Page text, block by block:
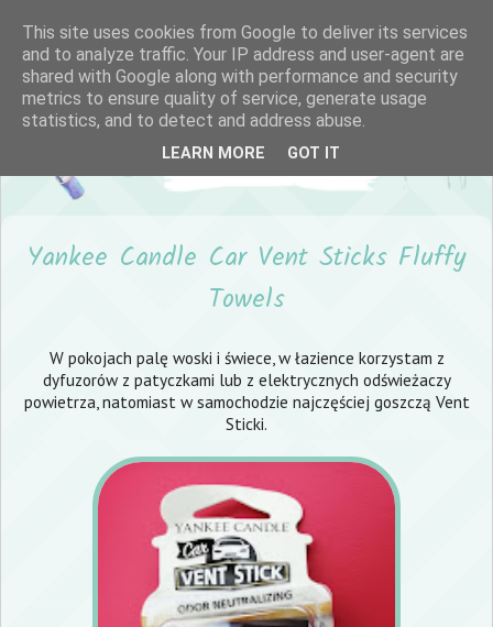
Yankee Candle Car Vent Sticks Fluffy
Towels
W pokojach palę woski i świece, w łazience korzystam z
dyfuzorów z patyczkami lub z elektrycznych odświeżaczy
powietrza, natomiast w samochodzie najczęściej goszczą Vent
Sticki.
This site uses cookies from Google to deliver its services
and to analyze traffic. Your IP address and user-agent are
shared with Google along with performance and security
metrics to ensure quality of service, generate usage
statistics, and to detect and address abuse.
LEARN MORE GOT IT